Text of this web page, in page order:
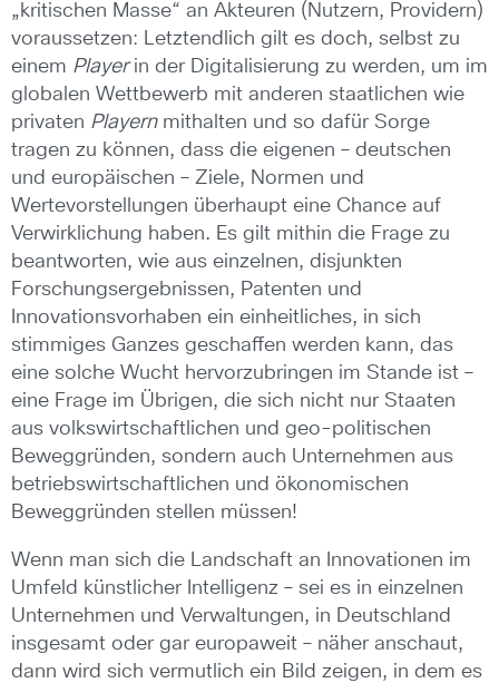
„kritischen Masse“ an Akteuren (Nutzern, Providern)
voraussetzen: Letztendlich gilt es doch, selbst zu
einem Playerin der Digitalisierung zu werden, um im
globalen Wettbewerb mit anderen staatlichen wie
privaten Playernmithalten und so dafür Sorge
tragen zu können, dass die eigenen – deutschen
und europäischen – Ziele, Normen und
Wertevorstellungen überhaupt eine Chance auf
Verwirklichung haben. Es gilt mithin die Frage zu
beantworten, wie aus einzelnen, disjunkten
Forschungsergebnissen, Patenten und
Innovationsvorhaben ein einheitliches, in sich
stimmiges Ganzes geschaffen werden kann, das
eine solche Wucht hervorzubringen im Stande ist –
eine Frage im Übrigen, die sich nicht nur Staaten
aus volkswirtschaftlichen und geo-politischen
Beweggründen, sondern auch Unternehmen aus
betriebswirtschaftlichen und ökonomischen
Beweggründen stellen müssen!
Wenn man sich die Landschaft an Innovationen im
Umfeld künstlicher Intelligenz – sei es in einzelnen
Unternehmen und Verwaltungen, in Deutschland
insgesamt oder gar europaweit – näher anschaut,
dann wird sich vermutlich ein Bild zeigen, in dem es